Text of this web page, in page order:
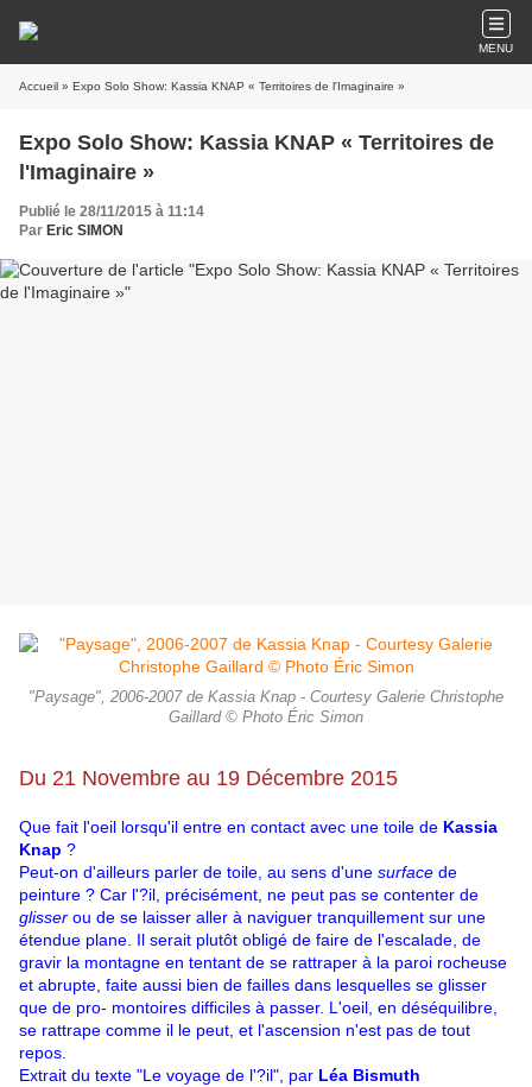
MENU
Accueil » Expo Solo Show: Kassia KNAP « Territoires de l'Imaginaire »
Expo Solo Show: Kassia KNAP « Territoires de
l'Imaginaire »
Publié le 28/11/2015 à 11:14
Par Eric SIMON
"Paysage", 2006-2007 de Kassia Knap - Courtesy Galerie Christophe
Gaillard © Photo Éric Simon
Du 21 Novembre au 19 Décembre 2015
Que fait l'oeil lorsqu'il entre en contact avec une toile de Kassia
Knap ?
Peut-on d'ailleurs parler de toile, au sens d'une surface de
peinture ? Car l'?il, précisément, ne peut pas se contenter de
glisser ou de se laisser aller à naviguer tranquillement sur une
étendue plane. Il serait plutôt obligé de faire de l'escalade, de
gravir la montagne en tentant de se rattraper à la paroi rocheuse
et abrupte, faite aussi bien de failles dans lesquelles se glisser
que de pro- montoires difficiles à passer. L'oeil, en déséquilibre,
se rattrape comme il le peut, et l'ascension n'est pas de tout
repos.
Extrait du texte "Le voyage de l'?il", par Léa Bismuth